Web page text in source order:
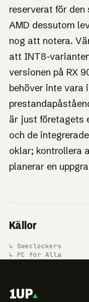
reserverat för
AMD dessutom
nog att notera.
att INT8-
versionen på RX
behöver inte vara
är just företagets
och de
oklar; kontrollera
planerar en
Källor
↳ Sweclockers
↳ PC för Alla
1UP